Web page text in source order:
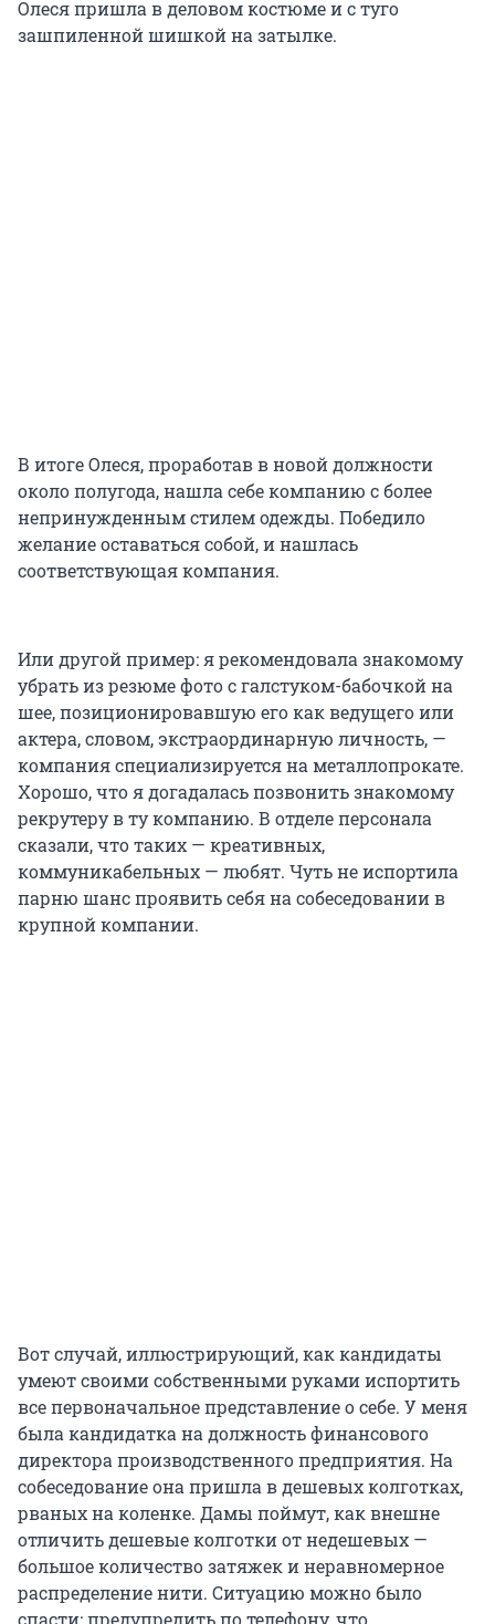
Олеся пришла в деловом костюме и с туго
зашпиленной шишкой на затылке.
В итоге Олеся, проработав в новой должности
около полугода, нашла себе компанию с более
непринужденным стилем одежды. Победило
желание оставаться собой, и нашлась
соответствующая компания.
Или другой пример: я рекомендовала знакомому
убрать из резюме фото с галстуком-бабочкой на
шее, позиционировавшую его как ведущего или
актера, словом, экстраординарную личность, —
компания специализируется на металлопрокате.
Хорошо, что я догадалась позвонить знакомому
рекрутеру в ту компанию. В отделе персонала
сказали, что таких — креативных,
коммуникабельных — любят. Чуть не испортила
парню шанс проявить себя на собеседовании в
крупной компании.
Вот случай, иллюстрирующий, как кандидаты
умеют своими собственными руками испортить
все первоначальное представление о себе. У меня
была кандидатка на должность финансового
директора производственного предприятия. На
собеседование она пришла в дешевых колготках,
рваных на коленке. Дамы поймут, как внешне
отличить дешевые колготки от недешевых —
большое количество затяжек и неравномерное
распределение нити. Ситуацию можно было
спасти: предупредить по телефону, что